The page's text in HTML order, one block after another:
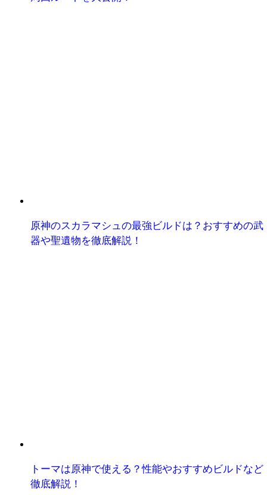
原神のスカラマシュの最強ビルドは？おすすめの武
器や聖遺物を徹底解説！
トーマは原神で使える？性能やおすすめビルドなど
徹底解説！